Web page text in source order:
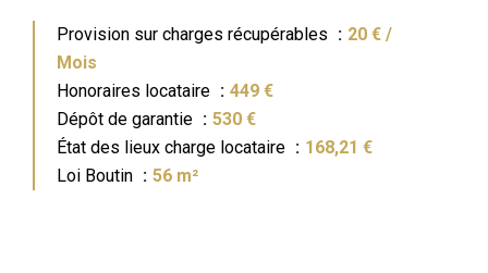
Provision sur charges récupérables
20 € /
Mois
Honoraires locataire
449 €
Dépôt de garantie
530 €
État des lieux charge locataire
168,21 €
Loi Boutin
56 m²